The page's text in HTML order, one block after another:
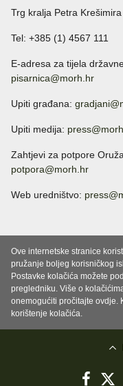
Trg kralja Petra
Tel: +385 (1) 4567 111
E-adresa za tijela
pisarnica@morh.hr
Upiti građana:
Upiti medija:
Zahtjevi za potpore
potpora@morh.hr
Web uredništvo:
Ove internetske stranice
pružanje boljeg korisničkog
Postavke kolačića možete
pregledniku. Više o
onemogućiti pročitajte ovdje.
korištenje kolačića.